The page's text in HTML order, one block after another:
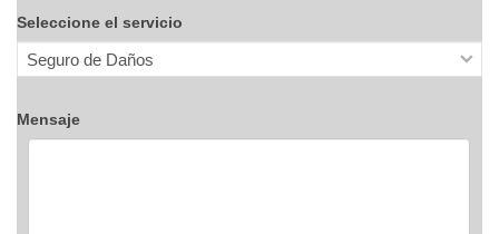
Seleccione el servicio
Mensaje